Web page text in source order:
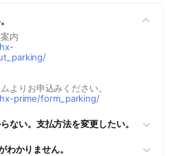
内
よりお申込みください。
prime/form_parking/
ない。支払方法を変更したい。
かりません。